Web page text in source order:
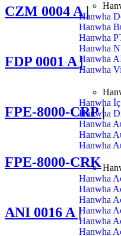
Hanwha
Hanwha
Hanwha
Hanwha
Hanwha
Hanwha
Hanwha
Hanwha
Hanwha
Hanwha
Hanwha
Hanwha
Hanwha
Hanwha
Hanwha
Hanwha
Hanwha
CZM 0004 A |
FDP 0001 A |
FPE-8000-CRP |
FPE-8000-CRK
ANI 0016 A |